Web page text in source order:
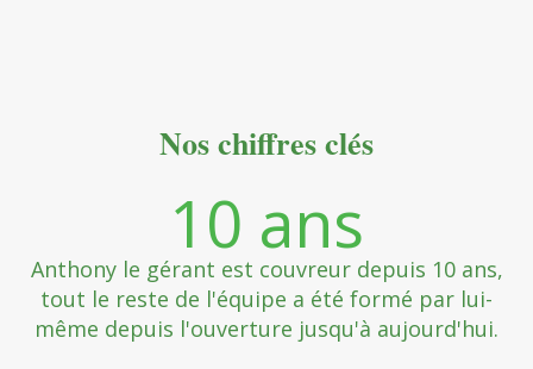
Nos chiffres clés
10 ans
Anthony le gérant est couvreur depuis 10 ans,
tout le reste de l'équipe a été formé par lui-
même depuis l'ouverture jusqu'à aujourd'hui.